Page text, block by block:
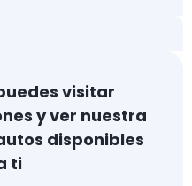
visitar
y ver nuestra
disponibles
ti